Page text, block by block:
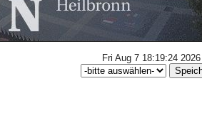
Fri Aug 7 18:19:24 2026